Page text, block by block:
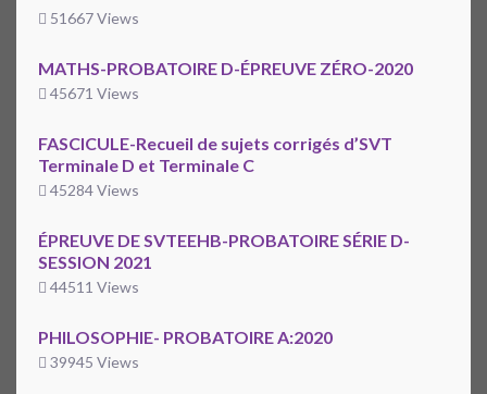
51667 Views
MATHS-PROBATOIRE D-ÉPREUVE ZÉRO-2020
45671 Views
FASCICULE-Recueil de sujets corrigés d’SVT
Terminale D et Terminale C
45284 Views
ÉPREUVE DE SVTEEHB-PROBATOIRE SÉRIE D-
SESSION 2021
44511 Views
PHILOSOPHIE- PROBATOIRE A:2020
39945 Views